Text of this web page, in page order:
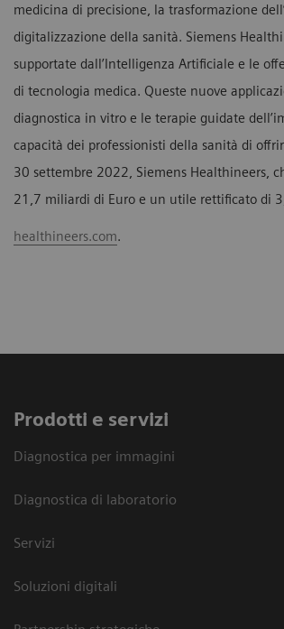
medicina di precisione, la trasformazione
digitalizzazione della sanità. Siemens
supportate dall’Intelligenza Artificiale e le
di tecnologia medica. Queste nuove
diagnostica in vitro e le terapie guidate
capacità dei professionisti della sanità di
30 settembre 2022, Siemens Healthineers,
21,7 miliardi di Euro e un utile rettificato di
healthineers.com.
Prodotti e servizi
Diagnostica per immagini
Diagnostica di laboratorio
Servizi
Soluzioni digitali